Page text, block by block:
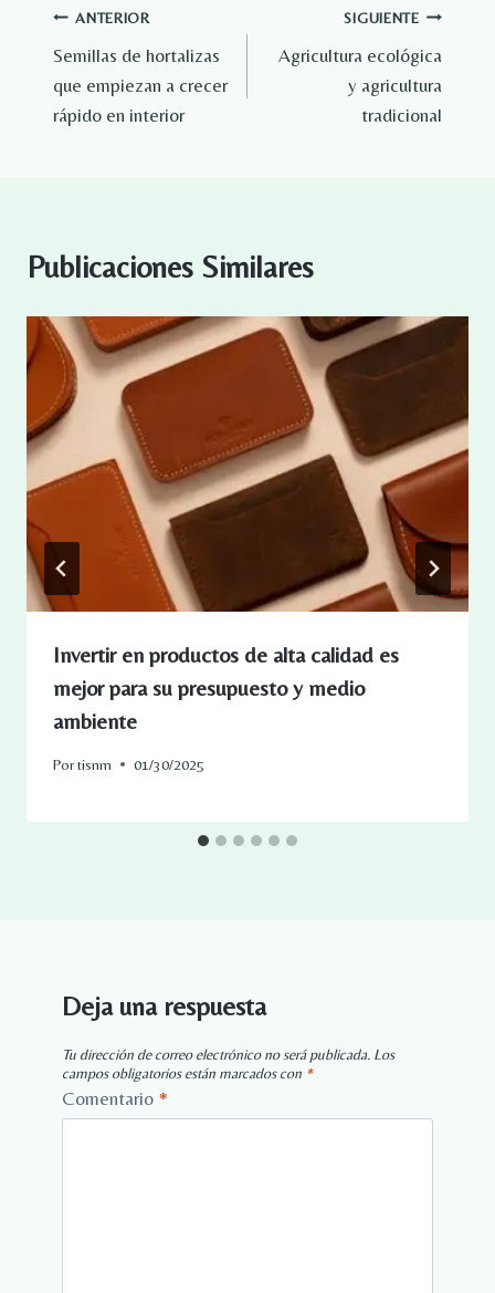
Navegación
de
entradas
ANTERIOR
Semillas de hortalizas
que empiezan a crecer
rápido en interior
SIGUIENTE
Agricultura ecológica
y agricultura
tradicional
Publicaciones Similares
Invertir en productos de alta calidad es
mejor para su presupuesto y medio
ambiente
Portisnm 01/30/2025
Deja una respuesta
Tu dirección de correo electrónico no será publicada. Los
campos obligatorios están marcados con *
Comentario *